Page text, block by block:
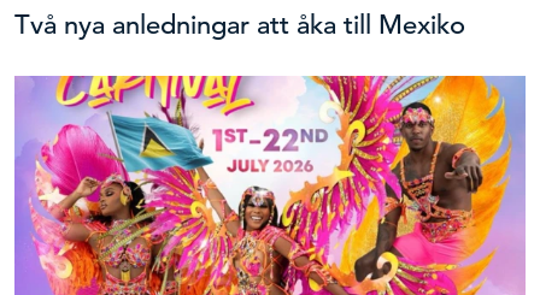
Två nya anledningar att åka till Mexiko